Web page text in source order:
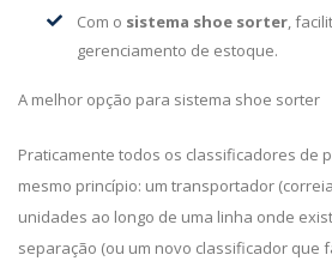
Com o sistema shoe sorter,
gerenciamento de estoque.
A melhor opção para sistema shoe sorter
Praticamente todos os classificadores de
mesmo princípio: um transportador
unidades ao longo de uma linha onde
separação (ou um novo classificador que